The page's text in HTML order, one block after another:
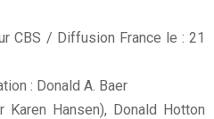
CBS / Diffusion France le : 21
: Donald A. Baer
Hansen), Donald Hotton